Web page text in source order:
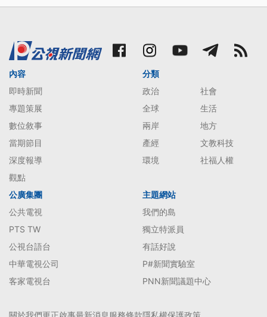
內容
即時新聞
專題策展
數位敘事
當期節目
深度報導
觀點
分類
政治
社會
全球
生活
兩岸
地方
產經
文教科技
環境
社福人權
公廣集團
公共電視
PTS TW
公視台語台
中華電視公司
客家電視台
主題網站
我們的島
獨立特派員
有話好說
P#新聞實驗室
PNN新聞議題中心
關於我們更正啟事最新消息 服務條款隱私權保護政策